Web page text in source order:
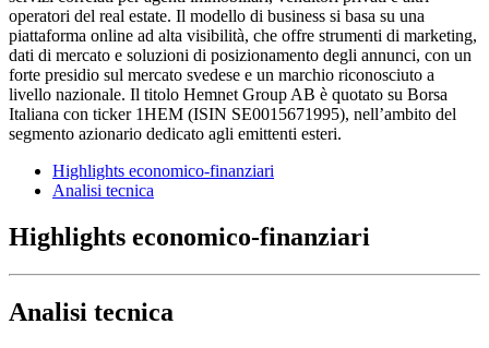
operatori del real estate. Il modello di business si basa su una
piattaforma online ad alta visibilità, che offre strumenti di marketing,
dati di mercato e soluzioni di posizionamento degli annunci, con un
forte presidio sul mercato svedese e un marchio riconosciuto a
livello nazionale. Il titolo Hemnet Group AB è quotato su Borsa
Italiana con ticker 1HEM (ISIN SE0015671995), nell’ambito del
segmento azionario dedicato agli emittenti esteri.
Highlights economico-finanziari
Analisi tecnica
Highlights economico-finanziari
Analisi tecnica